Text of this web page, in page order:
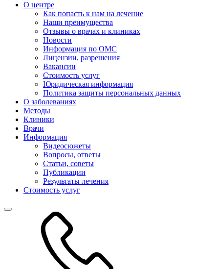
О центре
Как попасть к нам на лечение
Наши преимущества
Отзывы о врачах и клиниках
Новости
Информация по ОМС
Лицензии, разрешения
Вакансии
Стоимость услуг
Юридическая информация
Политика защиты персональных данных
О заболеваниях
Методы
Клиники
Врачи
Информация
Видеосюжеты
Вопросы, ответы
Статьи, советы
Публикации
Результаты лечения
Стоимость услуг